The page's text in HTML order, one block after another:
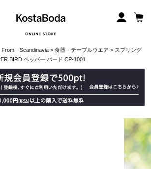
Scandinavia> 食器・テーブルウエア > スプリング
BIRD ペッパー バード CP-1001